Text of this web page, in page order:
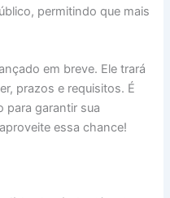
permitindo que mais
em breve. Ele trará
prazos e requisitos. É
para garantir sua
essa chance!